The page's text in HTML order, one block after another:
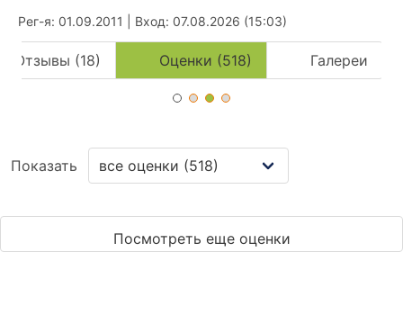
Рег-я: 01.09.2011 Вход: 07.08.2026 (15:03)
Отзывы (18) Оценки (518) Галереи
Показать
Посмотреть еще оценки